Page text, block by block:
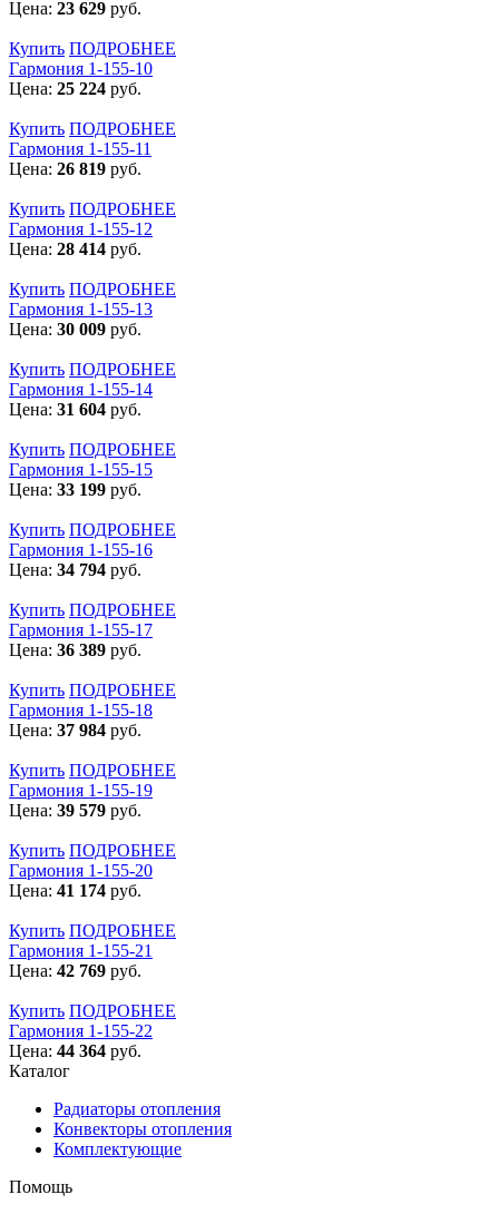
Цена: 23 629 руб.
Купить ПОДРОБНЕЕ
Гармония 1-155-10
Цена: 25 224 руб.
Купить ПОДРОБНЕЕ
Гармония 1-155-11
Цена: 26 819 руб.
Купить ПОДРОБНЕЕ
Гармония 1-155-12
Цена: 28 414 руб.
Купить ПОДРОБНЕЕ
Гармония 1-155-13
Цена: 30 009 руб.
Купить ПОДРОБНЕЕ
Гармония 1-155-14
Цена: 31 604 руб.
Купить ПОДРОБНЕЕ
Гармония 1-155-15
Цена: 33 199 руб.
Купить ПОДРОБНЕЕ
Гармония 1-155-16
Цена: 34 794 руб.
Купить ПОДРОБНЕЕ
Гармония 1-155-17
Цена: 36 389 руб.
Купить ПОДРОБНЕЕ
Гармония 1-155-18
Цена: 37 984 руб.
Купить ПОДРОБНЕЕ
Гармония 1-155-19
Цена: 39 579 руб.
Купить ПОДРОБНЕЕ
Гармония 1-155-20
Цена: 41 174 руб.
Купить ПОДРОБНЕЕ
Гармония 1-155-21
Цена: 42 769 руб.
Купить ПОДРОБНЕЕ
Гармония 1-155-22
Цена: 44 364 руб.
Каталог
Радиаторы отопления
Конвекторы отопления
Комплектующие
Помощь